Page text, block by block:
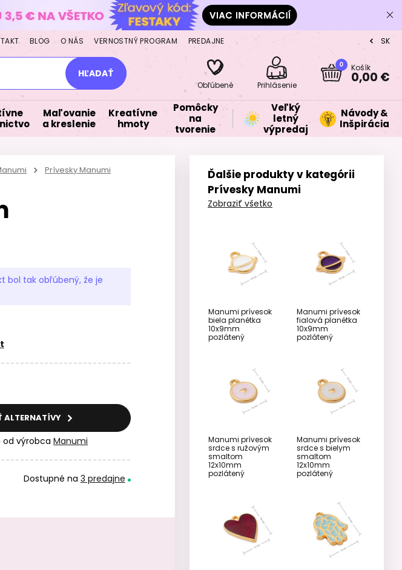
BLOG O NÁS VERNOSTNÝ PROGRAM PREDAJNE CZ
SK
HĽADAŤ
Obľúbené Prihlásenie
0 Košík
0,00 €
Maľovanie
a kreslenie
Kreatívne
hmoty
Pomôcky
na
tvorenie
Veľký
letný
výpredaj
Návody &
Inšpirácia
Prívesky Manumi
bol tak obľúbený, že je
ALTERNATÍVY
od výrobcaManumi
Dostupné na 3 predajne
Ďalšie produkty v kategórii
Prívesky Manumi
Zobraziť všetko
Manumi prívesok
biela planétka
10x9mm
pozlátený
Manumi prívesok
fialová planétka
10x9mm
pozlátený
Manumi prívesok
srdce s ružovým
smaltom
12x10mm
pozlátený
Manumi prívesok
srdce s bielym
smaltom
12x10mm
pozlátený